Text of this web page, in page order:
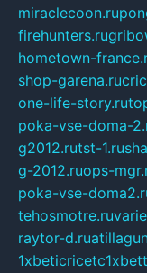
miraclecoon.ru
firehunters.ru
hometown-
shop-garena.ru
one-life-story.ru
poka-vse-doma-
g2012.rutst-1.ru
g-2012.ruops-
poka-vse-
tehosmotre.ru
raytor-d.ru